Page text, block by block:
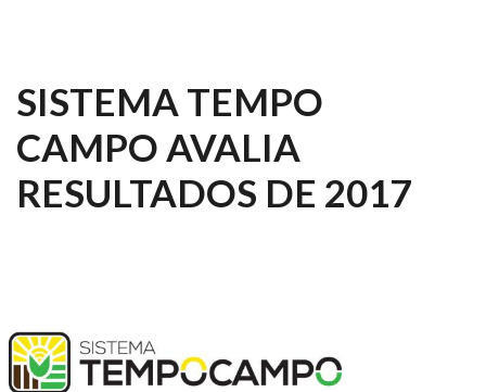
SISTEMA TEMPO
CAMPO AVALIA
RESULTADOS DE 2017